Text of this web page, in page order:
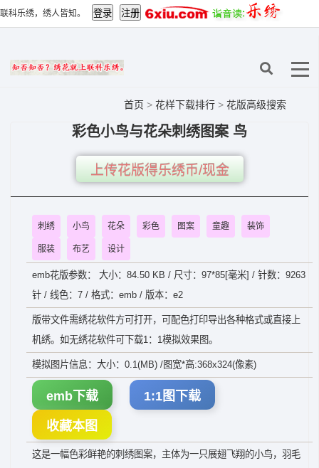
联科乐绣，绣人皆知。
首页 > 花样下载排行 > 花版高级搜索
彩色小鸟与花朵刺绣图案 鸟
上传花版得乐绣币/现金
刺绣 小鸟 花朵 彩色 图案 童趣 装饰
服装 布艺 设计
emb花版参数： 大小：84.50 KB / 尺寸：97*85[毫米] / 针数：9263
针 / 线色：7 / 格式：emb / 版本：e2
版带文件需绣花软件方可打开，可配色打印导出各种格式或直接上
机绣。如无绣花软件可下载1：1模拟效果图。
模拟图片信息：大小：0.1(MB) /图宽*高:368x324(像素)
emb下载 1:1图下载
收藏本图
这是一幅色彩鲜艳的刺绣图案，主体为一只展翅飞翔的小鸟，羽毛